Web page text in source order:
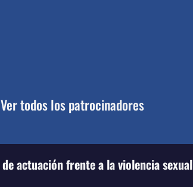
Ver todos los patrocinadores
actuación frente a la violencia sexual